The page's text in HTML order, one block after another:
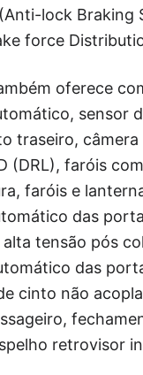
lock Braking
force
oferece
sensor
traseiro, câmera
(DRL), faróis
faróis e
das
tensão pós
das
cinto não
retrovisor